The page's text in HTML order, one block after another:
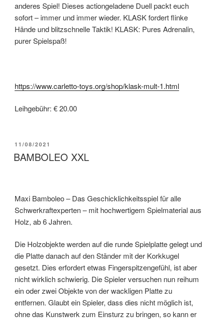
anderes Spiel! Dieses actiongeladene Duell packt euch
sofort – immer und immer wieder. KLASK fordert flinke
Hände und blitzschnelle Taktik! KLASK: Pures Adrenalin,
purer Spielspaß!
https://www.carletto-toys.org/shop/klask-mult-1.html
Leihgebühr: € 20.00
11/08/2021
BAMBOLEO XXL
Maxi Bamboleo – Das Geschicklichkeitsspiel für alle
Schwerkraftexperten – mit hochwertigem Spielmaterial aus
Holz, ab 6 Jahren.
Die Holzobjekte werden auf die runde Spielplatte gelegt und
die Platte danach auf den Ständer mit der Korkkugel
gesetzt. Dies erfordert etwas Fingerspitzengefühl, ist aber
nicht wirklich schwierig. Die Spieler versuchen nun reihum
ein oder zwei Objekte von der wackligen Platte zu
entfernen. Glaubt ein Spieler, dass dies nicht möglich ist,
ohne das Kunstwerk zum Einsturz zu bringen, so kann er